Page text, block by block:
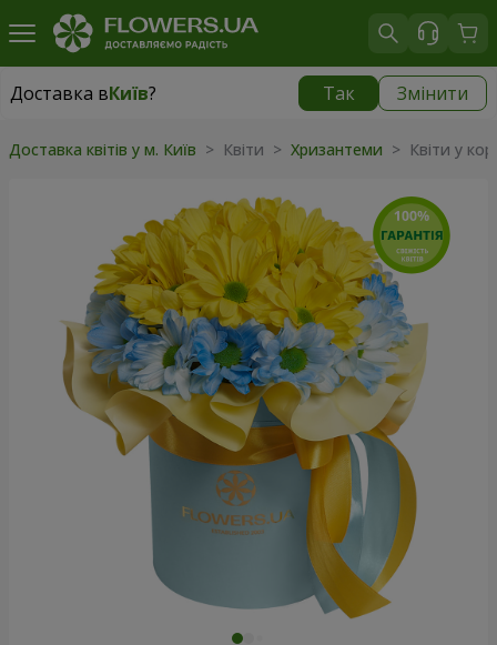
Доставка вКиїв? Так Змінити
Доставка вКиїв
Доставка квітів у м. Київ > Квіти > Хризантеми > Квіти у